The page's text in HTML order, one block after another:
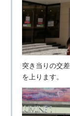
突き当りの交
を上ります。